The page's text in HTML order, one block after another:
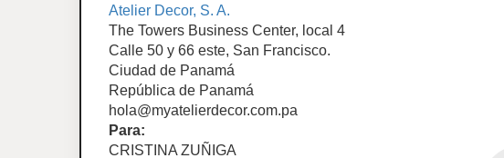
Atelier Decor, S. A.
The Towers Business Center, local 4
Calle 50 y 66 este, San Francisco.
Ciudad de Panamá
República de Panamá
hola@myatelierdecor.com.pa
Para:
CRISTINA ZUÑIGA